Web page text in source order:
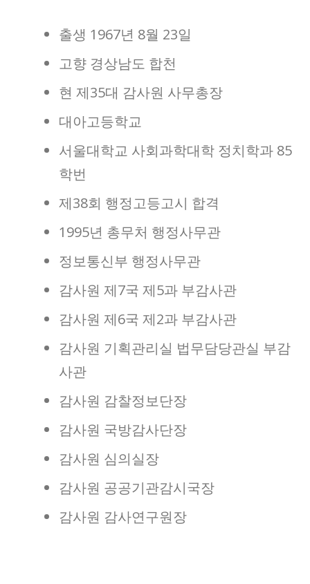
출생 1967년 8월 23일
고향 경상남도 합천
현 제35대 감사원 사무총장
대아고등학교
서울대학교 사회과학대학 정치학과 85
학번
제38회 행정고등고시 합격
1995년 총무처 행정사무관
정보통신부 행정사무관
감사원 제7국 제5과 부감사관
감사원 제6국 제2과 부감사관
감사원 기획관리실 법무담당관실 부감
사관
감사원 감찰정보단장
감사원 국방감사단장
감사원 심의실장
감사원 공공기관감시국장
감사원 감사연구원장